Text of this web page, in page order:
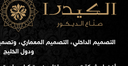
التصميم الداخلي، التصميم المعماري،
ودول الخليج